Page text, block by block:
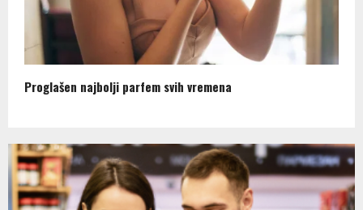
Proglašen najbolji parfem svih vremena